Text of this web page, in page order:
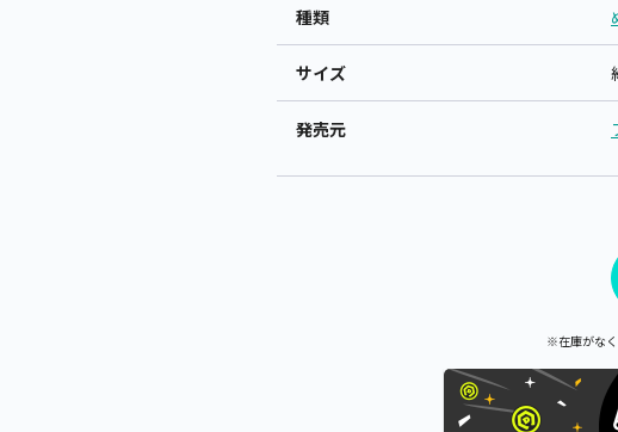
種類
サイズ
発売元
※在庫がなく